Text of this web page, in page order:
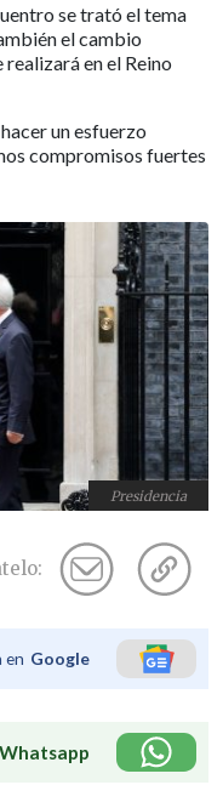
se trató el tema
el cambio
en el Reino
un esfuerzo
compromisos fuertes
Presidencia
en Google
Whatsapp